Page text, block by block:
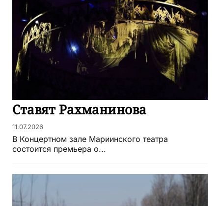
Ставят Рахманинова
11.07.2026
В Концертном зале Мариинского театра
состоится премьера о...